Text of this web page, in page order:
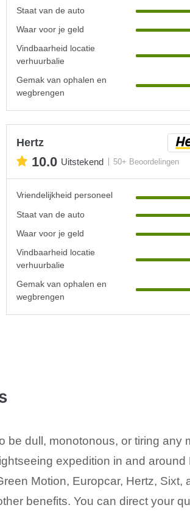
Staat van de auto
Waar voor je geld
Vindbaarheid locatie
verhuurbalie
Gemak van ophalen en
wegbrengen
Hertz
10.0 Uitstekend 50+ Beoordelingen
Vriendelijkheid personeel
Staat van de auto
Waar voor je geld
Vindbaarheid locatie
verhuurbalie
Gemak van ophalen en
wegbrengen
be dull, monotonous, or tiring
expedition in and
Motion, Europcar, Hertz,
benefits. You can direct your